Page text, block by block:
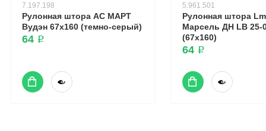
7.197.198
Рулонная штора АС МАРТ
Вудэн 67x160 (темно-серый)
64 ₽
5.961.501
Рулонная штора
Марсель ДН LB 25-
(67x160)
64 ₽